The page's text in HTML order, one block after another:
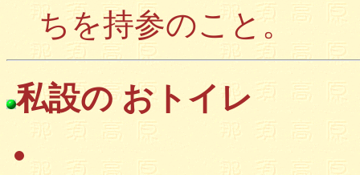
ちを持参のこと。
私設の おトイレ